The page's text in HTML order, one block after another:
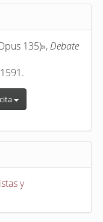
135)», Debate
y